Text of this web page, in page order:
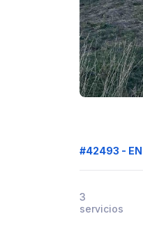
#42493 - EN
3
servicios